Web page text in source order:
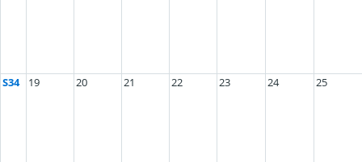
S34 19 20 21 22 23 24 25